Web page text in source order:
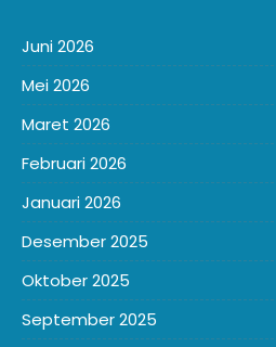
Juni 2026
Mei 2026
Maret 2026
Februari 2026
Januari 2026
Desember 2025
Oktober 2025
September 2025